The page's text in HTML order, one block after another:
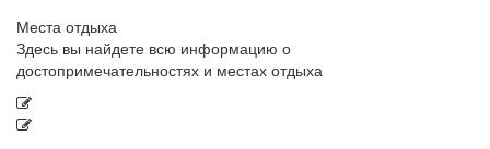
Места отдыха
Здесь вы найдете всю информацию о
достопримечательностях и местах отдыха